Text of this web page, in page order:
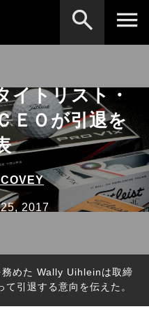
イトリスト・
ＥＯが引退を
2017
めた Wally Uihleinは取締
引退する意向を伝えた。
ック
ウッド
い事柄を入
検索